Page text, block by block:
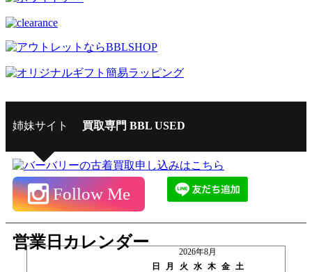
姉妹サイト 買取専門 BBL USED
Follow Me
営業日カレンダー
2026年8月
日
月 火 水 木 金 土